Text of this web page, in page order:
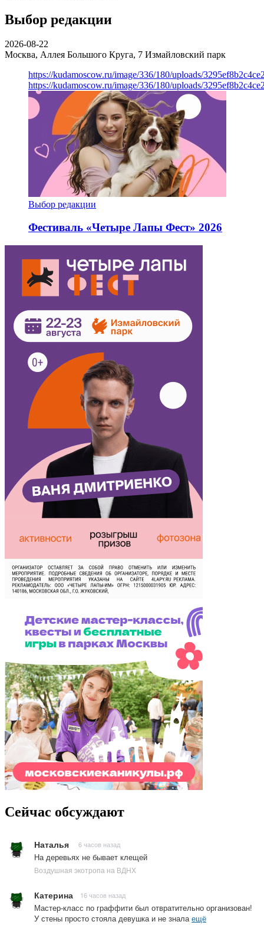
Выбор редакции
2026-08-22
Москва, Аллея Большого Круга, 7 Измайловский парк
https://kudamoscow.ru/image/336/180/uploads/
https://kudamoscow.ru/image/336/180/uploads/
Выбор редакции
Фестиваль «Четыре Лапы Фест» 2026
Сейчас обсуждают
Наталья 6 часов назад
На деревьях не бывает клещей
Воздушная экотропа на ВДНХ
Катерина 16 часов назад
Мастер-класс по граффити был отвратительно организован!
У стены просто стояла девушка и не знала ещё